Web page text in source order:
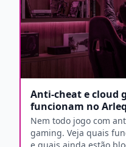
Anti-cheat e cloud
funcionam no
Nem todo jogo com
gaming. Veja quais
e quais ainda estão